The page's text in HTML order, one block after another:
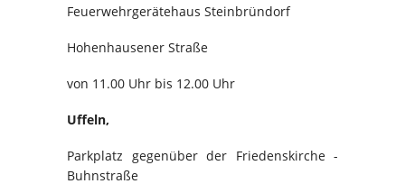
Feuerwehrgerätehaus Steinbründorf
Hohenhausener Straße
von 11.00 Uhr bis 12.00 Uhr
Uffeln,
Parkplatz gegenüber der Friedenskirche -
Buhnstraße